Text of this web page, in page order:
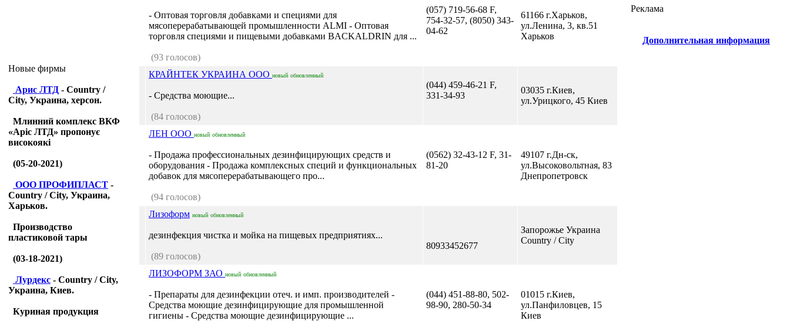
Новые фирмы
Арис ЛТД - Country /
City, Украина, херсон.
Млинний комплекс ВКФ
«Аріс ЛТД» пропонує
високоякі
(05-20-2021)
ООО ПРОФИПЛАСТ -
Country / City, Украина,
Харьков.
Производство
пластиковой тары
(03-18-2021)
Лурдекс - Country / City,
Украина, Киев.
Куриная продукция
- Оптовая торговля добавками и специями для
мясоперерабатывающей промышленности ALMI - Оптовая
торговля специями и пищевыми добавками BACKALDRIN для ...
(93 голосов)
(057) 719-56-68 F,
754-32-57, (8050) 343-
04-62
61166 г.Харьков,
ул.Ленина, 3, кв.51
Харьков
КРАЙНТЕК УКРАИНА ООО новый обновленный
- Средства моющие...
(84 голосов)
(044) 459-46-21 F,
331-34-93
03035 г.Киев,
ул.Урицкого, 45 Киев
ЛЕН ООО новый обновленный
- Продажа профессиональных дезинфицирующих средств и
оборудования - Продажа комплексных специй и функциональных
добавок для мясоперерабатывающего про...
(94 голосов)
(0562) 32-43-12 F, 31-
81-20
49107 г.Дн-ск,
ул.Высоковольтная, 83
Днепропетровск
Лизоформ новый обновленный
дезинфекция чистка и мойка на пищевых предприятиях...
(89 голосов)
80933452677
Запорожье Украина
Country / City
ЛИЗОФОРМ ЗАО новый обновленный
- Препараты для дезинфекции отеч. и имп. производителей -
Средства моющие дезинфицирующие для промышленной
гигиены - Средства моющие дезинфицирующие ...
(044) 451-88-80, 502-
98-90, 280-50-34
01015 г.Киев,
ул.Панфиловцев, 15
Киев
Реклама
Дополнительная информация